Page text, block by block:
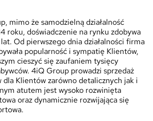
mimo że samodzielną działalność
roku, doświadczenie na rynku zdobywa
Od pierwszego dnia działalności firma
popularność i sympatię Klientów,
cieszyć się zaufaniem tysięcy
4iQ Group prowadzi sprzedaż
Klientów zarówno detalicznych jak i
atutem jest wysoko rozwinięta
oraz dynamicznie rozwijająca się